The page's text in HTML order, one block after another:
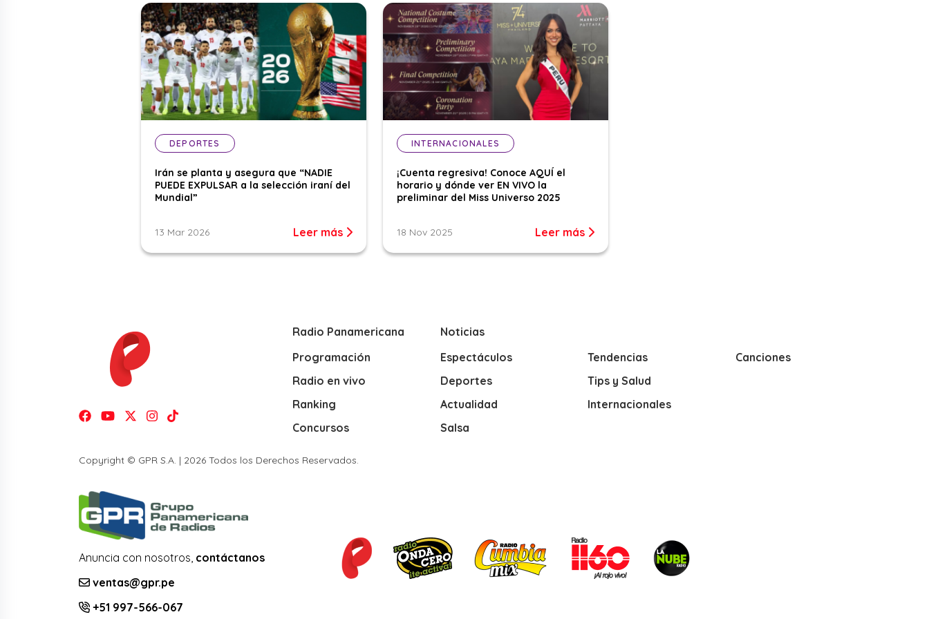
DEPORTES
Irán se planta y asegura que “NADIE
PUEDE EXPULSAR a la selección iraní del
Mundial”
13 Mar 2026 Leer más
INTERNACIONALES
¡Cuenta regresiva! Conoce AQUÍ el
horario y dónde ver EN VIVO la
preliminar del Miss Universo 2025
18 Nov 2025 Leer más
Radio Panamericana
Programación
Radio en vivo
Ranking
Concursos
Noticias
Espectáculos
Deportes
Actualidad
Salsa
Tendencias
Tips y Salud
Internacionales
Canciones
Copyright © GPR S.A. | 2026 Todos los Derechos Reservados.
Anuncia con nosotros, contáctanos
ventas@gpr.pe
+51 997-566-067